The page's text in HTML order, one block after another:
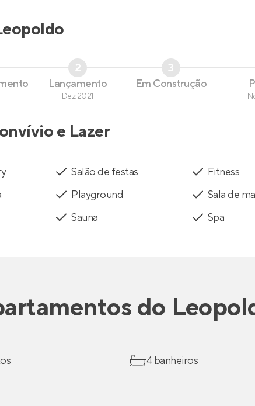
2
Lançamento
Dez 2021
3
Em Construção
e Lazer
Salão de festas
Fitness
Playground
Sala de
Sauna Spa
do
4 banheiros